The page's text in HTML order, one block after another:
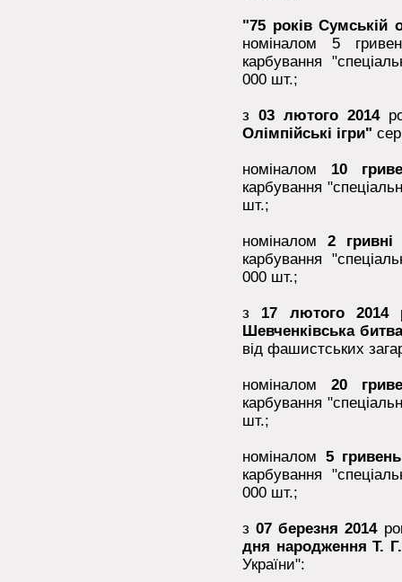
"75 років Сумській
номіналом 5
карбування
000 шт.;
з 03 лютого 2014
Олімпійські ігри"
номіналом 10
карбування
шт.;
номіналом 2 гривні
карбування
000 шт.;
з 17 лютого 2014
Шевченківська
від фашистських
номіналом 20
карбування
шт.;
номіналом 5
карбування
000 шт.;
з07 березня 2014
дня народження Т.
України":